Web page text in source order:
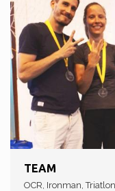
TEAM
OCR, Ironman,